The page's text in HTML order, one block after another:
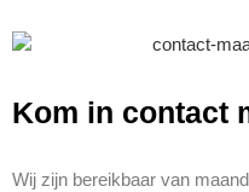
Kom in contact
Wij zijn bereikbaar van